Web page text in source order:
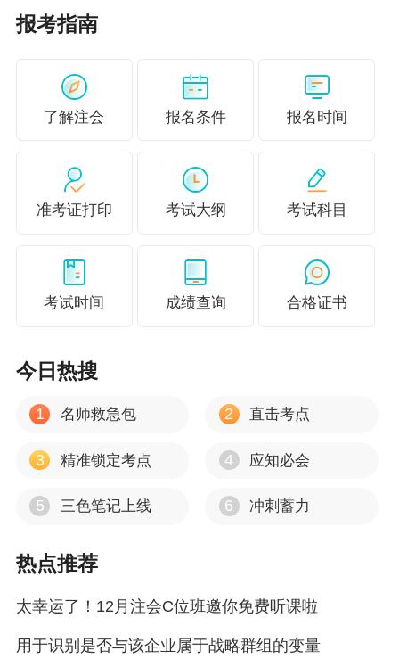
师资介绍
（ACCA）；曾任职于世界五百强央企财务部
门，有丰富的会计核算财务分析等多个岗位的工
作经历；后转战财会教育行业，有着多年丰富的
授课风格
的知识点，用简单直白的语言进行讲解，用贴近
老师寄语
不仅是通过考试，更要用战略思维武装自己！
更多推荐：
总
报考指南
了解注会 报名条件 报名时间
准考证打印 考试大纲 考试科目
考试时间 成绩查询 合格证书
今日热搜
1 名师救急包 2 直击考点
3 精准锁定考点 4 应知必会
5 三色笔记上线 6 冲刺蓄力
热点推荐
太幸运了！12月注会C位班邀你免费听课啦
用于识别是否与该企业属于战略群组的变量